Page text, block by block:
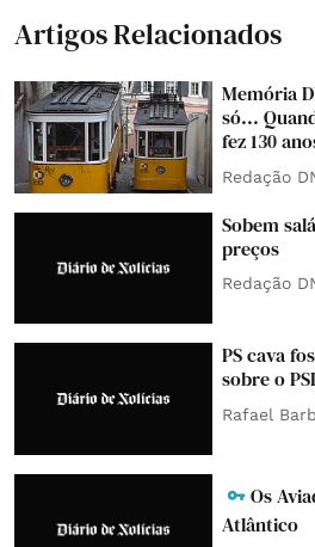
Artigos Relacionados
Memória
só...
fez 130
Redação
Sobem
preços
Redação
PS cava
sobre o
Rafael
Os
Atlântico